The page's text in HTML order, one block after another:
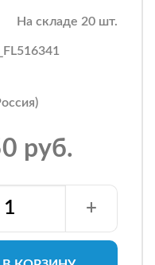
На складе 20 шт.
руб.
+